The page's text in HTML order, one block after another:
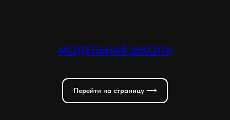
МОДЕЛЬНАЯ ШКОЛА
Перейти на страницу ⟶